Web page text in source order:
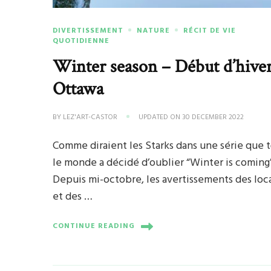
DIVERTISSEMENT NATURE
RÉCIT DE VIE
QUOTIDIENNE
Winter season – Début
Ottawa
BY LEZ'ART-CASTOR UPDATED ON 30 DECEMBER 2022
Comme diraient les Starks dans une série que
le monde a décidé d’oublier “Winter is
Depuis mi-octobre, les avertissements des
et des …
CONTINUE READING